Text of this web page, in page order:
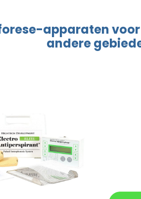
-apparaten
andere